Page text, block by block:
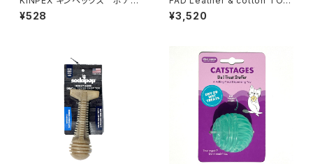
ーイ だる足 & ブル足
¥528
ファッド レザー&コットントイ
¥3,520